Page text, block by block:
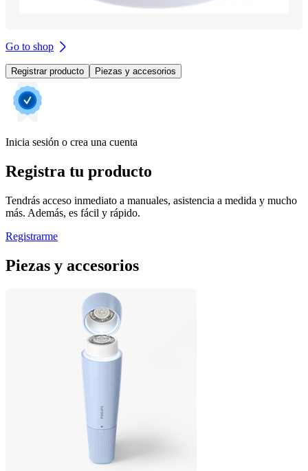
Go to shop
Registrar producto Piezas y accesorios
Inicia sesión o crea una cuenta
Registra tu producto
Tendrás acceso inmediato a manuales, asistencia a medida y mucho
más. Además, es fácil y rápido.
Registrarme
Piezas y accesorios